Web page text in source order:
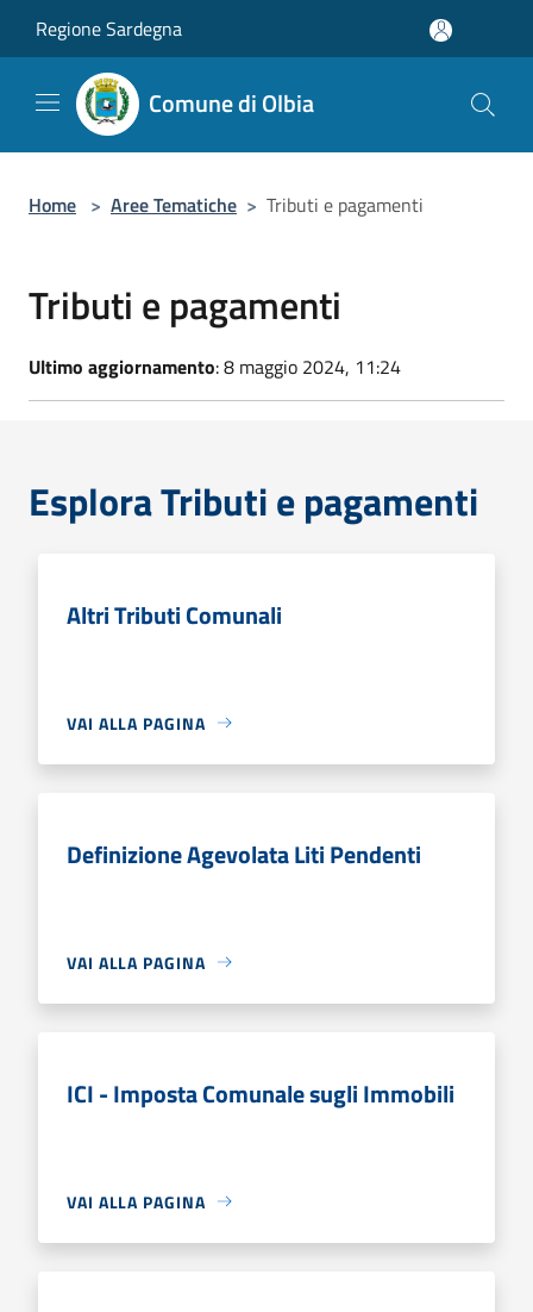
Regione Sardegna
Comune di Olbia
Home > Aree Tematiche > Tributi e pagamenti
Tributi e pagamenti
Ultimo aggiornamento: 8 maggio 2024, 11:24
Esplora Tributi e pagamenti
Altri Tributi Comunali
VAI ALLA PAGINA
Definizione Agevolata Liti Pendenti
VAI ALLA PAGINA
ICI - Imposta Comunale sugli Immobili
VAI ALLA PAGINA